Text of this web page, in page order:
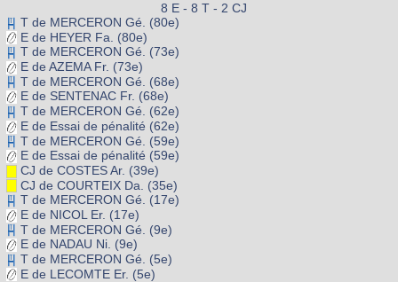
8 E - 8 T - 2 CJ
T de MERCERON Gé. (80e)
E de HEYER Fa. (80e)
T de MERCERON Gé. (73e)
E de AZEMA Fr. (73e)
T de MERCERON Gé. (68e)
E de SENTENAC Fr. (68e)
T de MERCERON Gé. (62e)
E de Essai de pénalité (62e)
T de MERCERON Gé. (59e)
E de Essai de pénalité (59e)
CJ de COSTES Ar. (39e)
CJ de COURTEIX Da. (35e)
T de MERCERON Gé. (17e)
E de NICOL Er. (17e)
T de MERCERON Gé. (9e)
E de NADAU Ni. (9e)
T de MERCERON Gé. (5e)
E de LECOMTE Er. (5e)